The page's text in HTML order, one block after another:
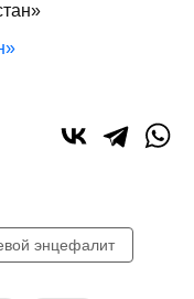
энцефалит